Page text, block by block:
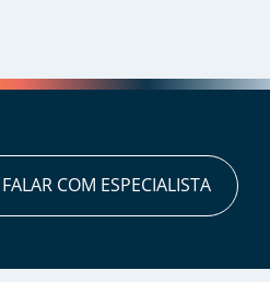
FALAR COM ESPECIALISTA